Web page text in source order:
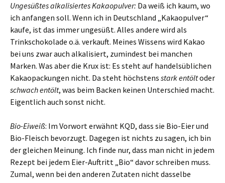
Ungesüßtes alkalisiertes Kakaopulver: Da weiß ich kaum, wo
ich anfangen soll. Wenn ich in Deutschland „Kakaopulver“
kaufe, ist das immer ungesüßt. Alles andere wird als
Trinkschokolade o.ä. verkauft. Meines Wissens wird Kakao
bei uns zwar auch alkalisiert, zumindest bei manchen
Marken. Was aber die Krux ist: Es steht auf handelsüblichen
Kakaopackungen nicht. Da steht höchstens stark entöltoder
schwach entölt, was beim Backen keinen Unterschied macht.
Eigentlich auch sonst nicht.
Bio-Eiweiß: Im Vorwort erwähnt KQD, dass sie Bio-Eier und
Bio-Fleisch bevorzugt. Dagegen ist nichts zu sagen, ich bin
der gleichen Meinung. Ich finde nur, dass man nicht in jedem
Rezept bei jedem Eier-Auftritt „Bio“ davor schreiben muss.
Zumal, wenn bei den anderen Zutaten nicht dasselbe